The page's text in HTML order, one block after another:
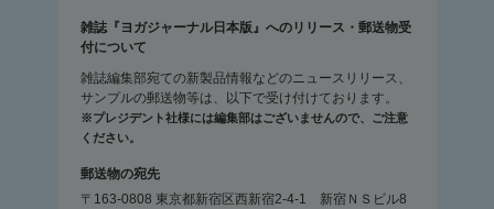
雑誌『ヨガジャーナル日本版』へのリリース・郵送物受
付について
雑誌編集部宛ての新製品情報などのニュースリリース、
サンプルの郵送物等は、以下で受け付けております。
※プレジデント社様には編集部はございませんので、ご注意
ください。
郵送物の宛先
〒163-0808 東京都新宿区西新宿2-4-1 新宿ＮＳビル8